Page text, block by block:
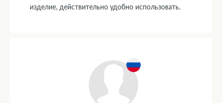
изделие, действительно удобно использовать.